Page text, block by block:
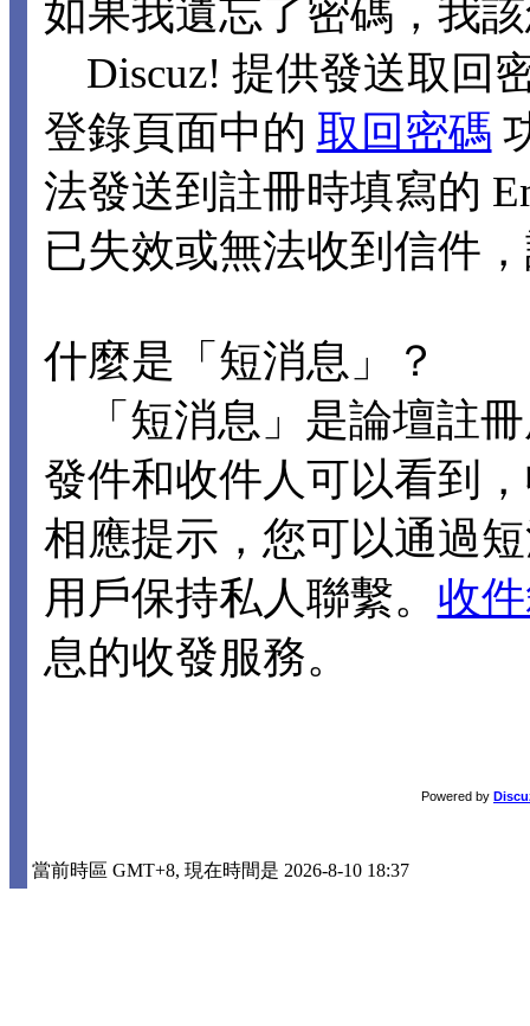
如果我遺忘了密碼，我
Discuz! 提供發送取回
登錄頁面中的 取回密碼
法發送到註冊時填寫的
已失效或無法收到信件
什麼是「短消息」？
「短消息」是論壇註
發件和收件人可以看到
相應提示，您可以通過
用戶保持私人聯繫。 收
息的收發服務。
Powered by
當前時區 GMT+8, 現在時間是 2026-8-10 18:37